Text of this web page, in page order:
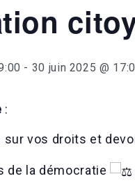
- 30 juin 2025 @
:
vos droits et
de la démocratie